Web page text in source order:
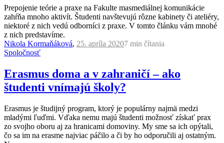
Prepojenie teórie a praxe na Fakulte masmediálnej komunikácie
zahŕňa mnoho aktivít. Študenti navštevujú rôzne kabinety či ateliéry,
niektoré z nich vedú odborníci z praxe. V tomto článku vám mnohé
z nich predstavíme.
Nikola Kormaňáková, 25. apríla 20207 min čítania
Spoločnosť
Erasmus doma a v zahraničí – ako
študenti vnímajú školy?
Erasmus je študijný program, ktorý je populárny najmä medzi
mladými ľuďmi. Vďaka nemu majú študenti možnosť získať prax
zo svojho oboru aj za hranicami domoviny. My sme sa ich opýtali,
čo sa im na erasme najviac páčilo a či by ho odporučili aj ostatným.